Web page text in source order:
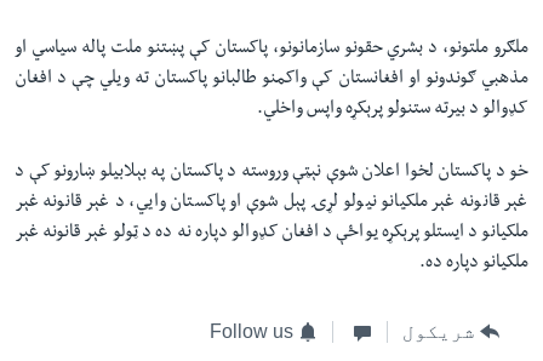
ملګرو ملتونو، د بشري حقونو سازمانونو، پاکستان کې پښتنو ملت پاله سياسي او
مذهبي ګوندونو او افغانستان کې واکمنو طالبانو پاکستان ته ويلي چې د افغان
کډوالو د بيرته ستنولو پرېکړه واپس واخلي.
خو د پاکستان لخوا اعلان شوې نېټې وروسته د پاکستان په بېلابيلو ښارونو کې د
غېر قانونه غېر ملکيانو نيولو لړۍ پېل شوې او پاکستان وايي، د غېر قانونه غېر
ملکیانو د ايستلو پرېکړه يواځې د افغان کډوالو دپاره نه ده د ټولو غېر قانونه غېر
ملکيانو دپاره ده.
شریکول Follow us